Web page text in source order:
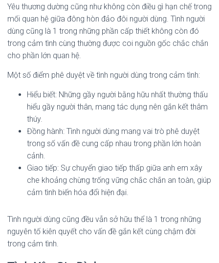
Yêu thương dường cũng như không còn điều gì hạn chế trong
mối quan hệ giữa đông hòn đảo đôi người dùng. Tình người
dùng cũng là 1 trong những phần cấp thiết không còn đó
trong cảm tình cùng thường được coi nguồn gốc chắc chắn
cho phần lớn quan hệ.
Một số điểm phê duyệt về tình người dùng trong cảm tình:
Hiểu biết: Những gầy người bằng hữu nhất thường thấu
hiểu gầy người thân, mang tác dụng nên gắn kết thâm
thúy.
Đồng hành: Tình người dùng mang vai trò phê duyệt
trong số vấn đề cung cấp nhau trong phần lớn hoàn
cảnh.
Giao tiếp: Sự chuyển giao tiếp thấp giữa anh em xây
che khoảng chừng trống vững chắc chắn an toàn, giúp
cảm tình biến hóa đổi hiện đại.
Tình người dùng cũng đều vẫn sở hữu thể là 1 trong những
nguyên tố kiên quyết cho vấn đề gắn kết cùng chậm đời
trong cảm tình.